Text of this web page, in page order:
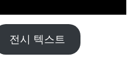
전시 텍스트